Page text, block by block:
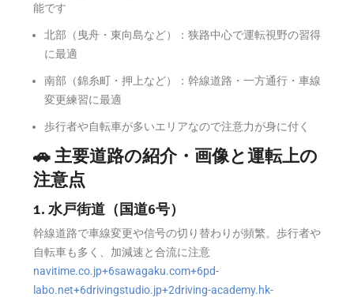
能です
北部（曳舟・東向島など）：狭路中心で運転視野の習得
に最適
南部（錦糸町・押上など）：幹線道路・一方通行・車線
変更練習に最適
歩行者や自転車が多いエリアなので注意力が身に付く
🚗 主要道路の紹介・画像と運転上の
注意点
1. 水戸街道（国道6号）
幹線道路で車線変更や信号の切り替わりが頻繁。歩行者や
自転車も多く、加減速と合流に注意
navitime.co.jp+6sawagaku.com+6pd-
labo.net+6drivingstudio.jp+2driving-academy.hk-